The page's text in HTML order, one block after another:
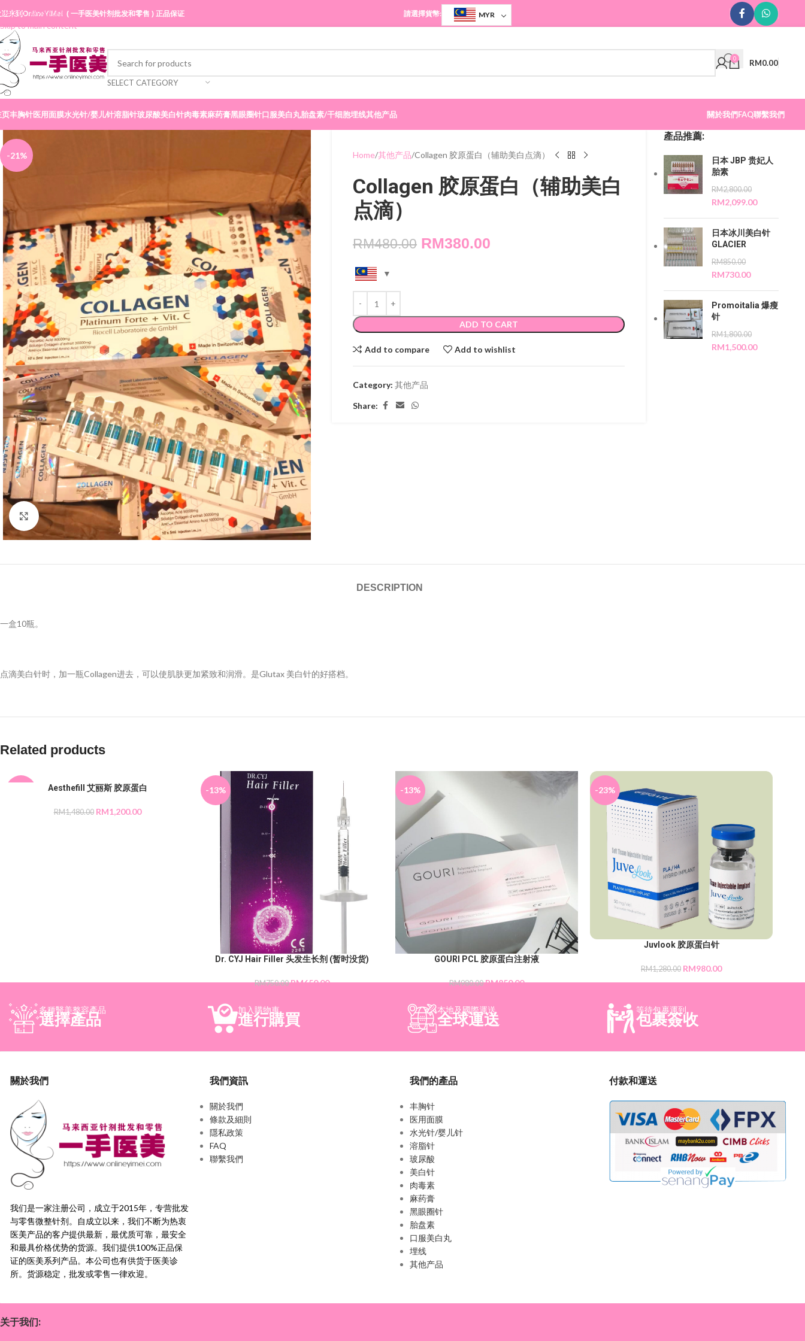
Skip to navigation
Skip to main content
迎来到OnlineYiMei ( 一手医美针剂批发和零售 ) 正品保证 請選擇貨幣: MYR
SELECT CATEGORY
0 RM0.00
页丰胸针医用面膜水光针/婴儿针溶脂针玻尿酸美白针肉毒素麻药膏黑眼圈针口服美白丸胎盘素/干细胞埋线其他产品 關於我們FAQ聯繫我們
-21%
Click to enlarge
Home 其他产品 Collagen 胶原蛋白（辅助美白点滴）
Collagen 胶原蛋白（辅助美白
点滴）
RM480.00 RM380.00
ADD TO CART
Add to compare Add to wishlist
Category: 其他产品
Share:
產品推薦:
日本 JBP 贵妃人
胎素
RM2,800.00
RM2,099.00
日本冰川美白针
GLACIER
RM850.00
RM730.00
Promoitalia 爆瘦
针
RM1,800.00
RM1,500.00
DESCRIPTION
一盒10瓶。
点滴美白针时，加一瓶Collagen进去，可以使肌肤更加紧致和润滑。是Glutax 美白针的好搭档。
Related products
Aesthefill 艾丽斯 胶原蛋白
RM1,480.00 RM1,200.00
-13%
Dr. CYJ Hair Filler 头发生长剂 (暂时没货)
RM750.00 RM650.00
-13%
GOURI PCL 胶原蛋白注射液
RM980.00 RM850.00
-23%
Juvlook 胶原蛋白针
RM1,280.00 RM980.00
多種醫美整容產品
選擇產品
加入購物車
進行購買
本地及國際運送
全球運送
等待包裹運到
包裹簽收
關於我們
我们是一家注册公司，成立于2015年， 专营批发
与零售微整针剂。自成立以来，我们不断为热衷
医美产品的客户提供最新， 最优质可靠，最安全
和最具价格优势的货源。 我们提供100%正品保
证的医美系列产品。本公司也有供货于医美诊
所。货源稳定， 批发或零售一律欢迎。
我們資訊
關於我們
條款及細則
隱私政策
FAQ
聯繫我們
我們的產品
丰胸针
医用面膜
水光针/婴儿针
溶脂针
玻尿酸
美白针
肉毒素
麻药膏
黑眼圈针
胎盘素
口服美白丸
埋线
其他产品
付款和運送
关于我们: